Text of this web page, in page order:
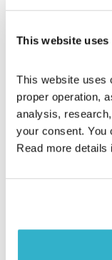
This website uses
This website uses
proper operation,
analysis,
your consent. You
Read more details